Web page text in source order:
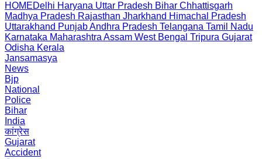
HOMEDelhi Haryana Uttar Pradesh Bihar Chhattisgarh
Madhya Pradesh Rajasthan Jharkhand Himachal Pradesh
Uttarakhand PunjabAndhra Pradesh Telangana Tamil Nadu
Karnataka Maharashtra Assam West Bengal Tripura Gujarat
Odisha Kerala
Jansamasya
News
Bjp
National
Police
Bihar
India
कांग्रेस
Gujarat
Accident